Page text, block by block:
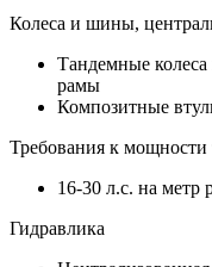
Колеса и шины,
Тандемные
рамы
Композитные
Требования к мощности
16-30 л.с. на
Гидравлика